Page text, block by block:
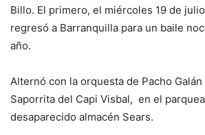
Billo. El primero, el miércoles 19 de
regresó a Barranquilla para un baile
año.
Alternó con la orquesta de Pacho Galán
Saporrita del Capi Visbal, en el
desaparecido almacén Sears.